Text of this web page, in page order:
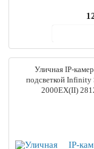
Уличная IP-
подсветкой Infinity
2000EX(II)